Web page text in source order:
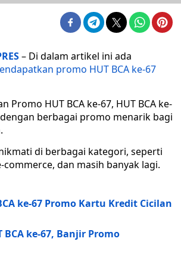
– Di dalam artikel ini ada
promo HUT BCA ke-67
Promo HUT BCA ke-67, HUT BCA ke-
berbagai promo menarik bagi
di berbagai kategori, seperti
commerce, dan masih banyak lagi.
ke-67 Promo Kartu Kredit Cicilan
BCA ke-67, Banjir Promo